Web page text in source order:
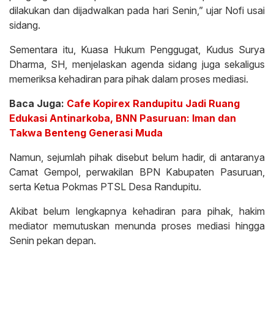
dilakukan dan dijadwalkan pada hari Senin,” ujar Nofi usai
sidang.
Sementara itu, Kuasa Hukum Penggugat, Kudus Surya
Dharma, SH, menjelaskan agenda sidang juga sekaligus
memeriksa kehadiran para pihak dalam proses mediasi.
Baca Juga: Cafe Kopirex Randupitu Jadi Ruang
Edukasi Antinarkoba, BNN Pasuruan: Iman dan
Takwa Benteng Generasi Muda
Namun, sejumlah pihak disebut belum hadir, di antaranya
Camat Gempol, perwakilan BPN Kabupaten Pasuruan,
serta Ketua Pokmas PTSL Desa Randupitu.
Akibat belum lengkapnya kehadiran para pihak, hakim
mediator memutuskan menunda proses mediasi hingga
Senin pekan depan.